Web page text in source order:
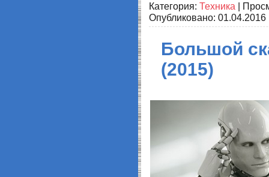
Категория: Техника |
Опубликовано: 01.04.2016
Большой
(2015)